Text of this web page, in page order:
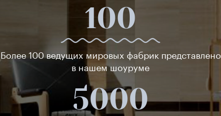
100
Более 100 ведущих мировых фабрик представлено
в нашем шоуруме
5000